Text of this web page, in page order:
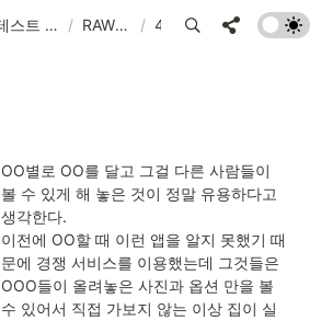
사용자 테스트 결과물 예시 / RAW DATA /
OO별로 OO를 달고 그걸 다른 사람들이
볼 수 있게 해 놓은 것이 정말 유용하다고
생각한다.
이전에 OO할 때 이런 앱을 알지 못했기 때
문에 경쟁 서비스를 이용했는데 그것들은
OOO들이 올려놓은 사진과 옵션 만을 볼
수 있어서 직접 가보지 않는 이상 집이 실